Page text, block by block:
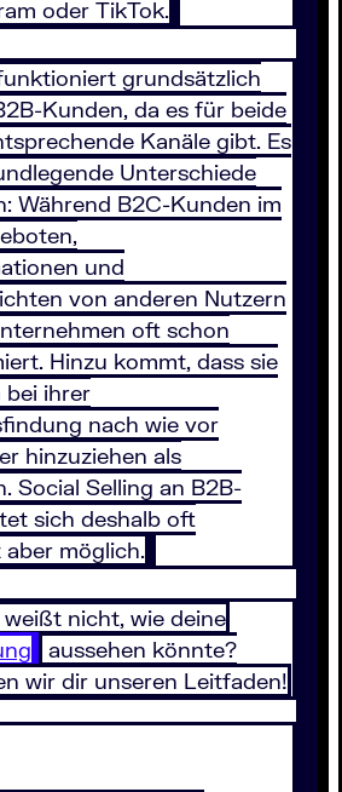
oder TikTok.
grundsätzlich
Kunden, da es für beide
Kanäle gibt. Es
Unterschiede
Während B2C-Kunden im
und
von anderen Nutzern
oft schon
Hinzu kommt, dass sie
bei ihrer
nach wie vor
hinzuziehen als
Social Selling an B2B-
sich deshalb oft
aber möglich.
weißt nicht, wie deine
aussehen könnte?
wir dir unseren Leitfaden!